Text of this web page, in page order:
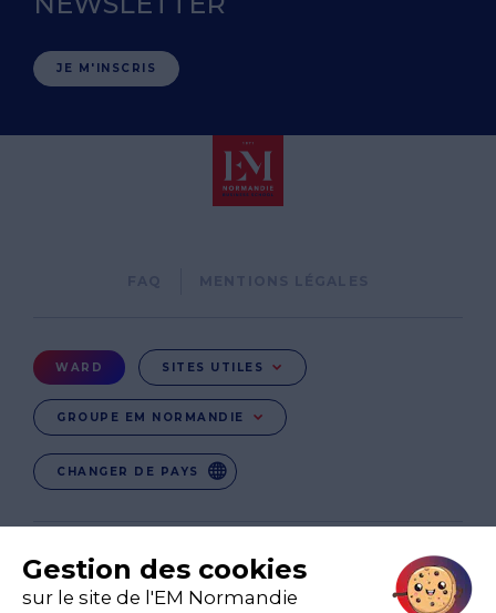
JE M'INSCRIS
Menu
Ward
WARD SITES UTILES
GROUPE EM NORMANDIE
CHANGER DE PAYS
EN-IN